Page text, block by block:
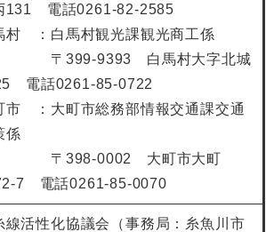
131 電話0261-82-2585
村 ：白馬村観光課観光商工係
399-9393 白馬村大字北城
電話0261-85-0722
市 ：大町市総務部情報交通課交通
係
398-0002 大町市大町
7 電話0261-85-0070
線活性化協議会（事務局：糸魚川市